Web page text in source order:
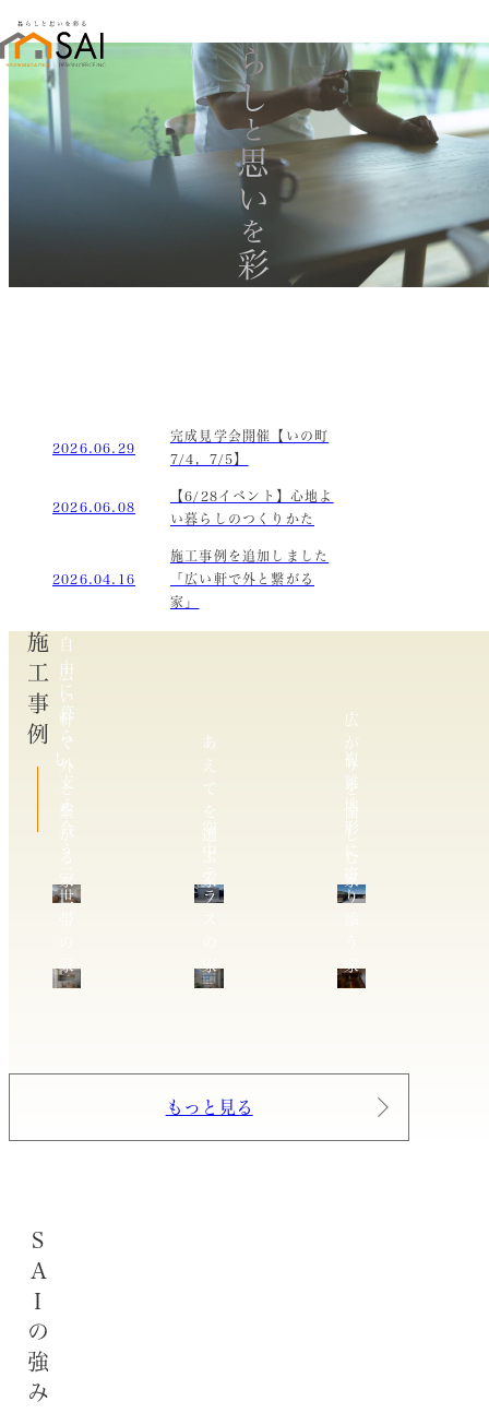
暮らし
と
思い
を
彩る
2026.06.29
完成見学会開催【いの町
7/4，7/5】
2026.06.08
【6/28イベント】心地よ
い暮らしのつくりかた
2026.04.16
施工事例を追加しました
「広い軒で外と繋がる
家」
施工事例
広
い
軒
で
外
と
繋
が
る
あ
え
て
を
選
広
が
り
を
愉
し
自
由
に
暮
ら
し、
支
え
合
う
世
家
空
ラ
家
複
雑
地
形
り
家
もっと見る
SAIの強み